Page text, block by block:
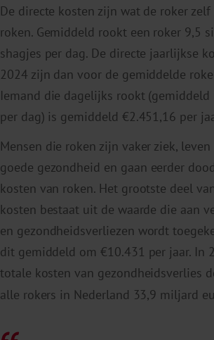
2017;161, D833.
De directe kosten zijn wat de roker
roken. Gemiddeld rookt een roker 9,5
shagjes per dag. De directe jaarlijkse
2024 zijn dan voor de gemiddelde
Iemand die dagelijks rookt (gemiddeld
per dag) is gemiddeld €2.451,16 per
Mensen die roken zijn vaker ziek,
goede gezondheid en gaan eerder
kosten van roken. Het grootste deel
kosten bestaat uit de waarde die aan
en gezondheidsverliezen wordt
dit gemiddeld om €10.431 per jaar. In
totale kosten van gezondheidsverlies
alle rokers in Nederland 33,9 miljard